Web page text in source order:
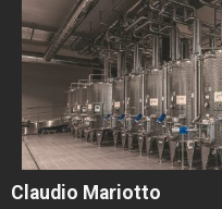
Claudio Mariotto